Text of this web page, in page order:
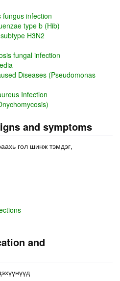
fungus infection
type b (Hib)
H3N2
fungal infection
Diseases (Pseudomonas
Infection
and symptoms
гол шинж тэмдэг,
and